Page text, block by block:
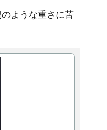
ような重さに苦